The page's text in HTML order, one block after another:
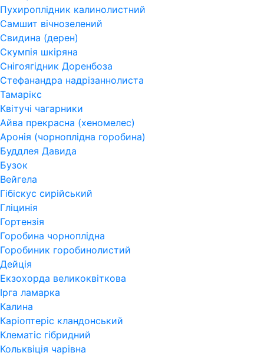
Пухироплідник калинолистний
Самшит вічнозелений
Свидина (дерен)
Скумпія шкіряна
Снігоягідник Доренбоза
Стефанандра надрізаннолиста
Тамарікс
Квітучі чагарники
Айва прекрасна (хеномелес)
Аронія (чорноплідна горобина)
Буддлея Давида
Бузок
Вейгела
Гібіскус сирійський
Гліцинія
Гортензія
Горобина чорноплідна
Горобиник горобинолистий
Дейція
Екзохорда великоквіткова
Ірга ламарка
Калина
Каріоптеріс кландонський
Клематіс гібридний
Кольквіція чарівна